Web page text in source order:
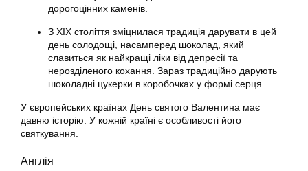
дорогоцінних каменів.
З ХІХ століття зміцнилася традиція дарувати в цей
день солодощі, насамперед шоколад, який
славиться як найкращі ліки від депресії та
нерозділеного кохання. Зараз традиційно дарують
шоколадні цукерки в коробочках у формі серця.
У європейських країнах День святого Валентина має
давню історію. У кожній країні є особливості його
святкування.
Англія